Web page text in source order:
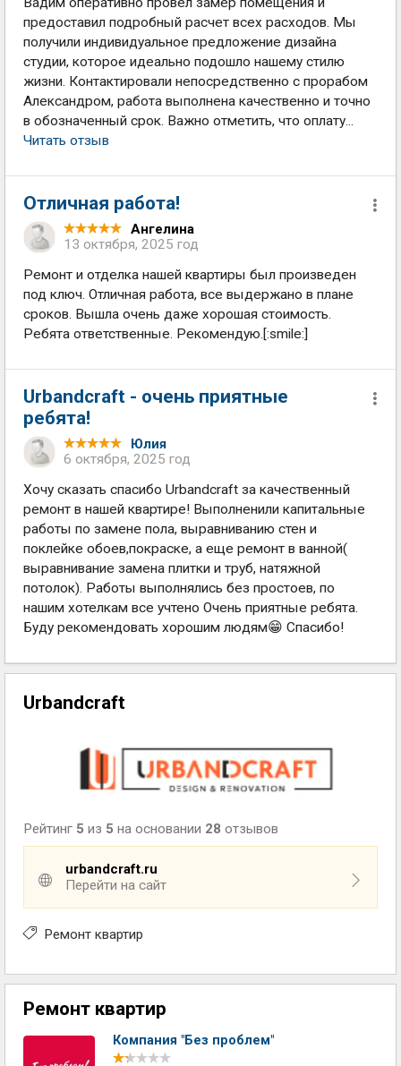
предоставил подробный расчет всех расходов. Мы
получили индивидуальное предложение дизайна
студии, которое идеально подошло нашему стилю
жизни. Контактировали непосредственно с прорабом
Александром, работа выполнена качественно и точно
в обозначенный срок. Важно отметить, что оплату...
Читать отзыв
Отличная работа!
Ангелина
13 октября, 2025 год
Ремонт и отделка нашей квартиры был произведен
под ключ. Отличная работа, все выдержано в плане
сроков. Вышла очень даже хорошая стоимость.
Ребята ответственные. Рекомендую.[:smile:]
Urbandcraft - очень приятные
ребята!
Юлия
6 октября, 2025 год
Хочу сказать спасибо Urbandcraft за качественный
ремонт в нашей квартире! Выполненили капитальные
работы по замене пола, выравниванию стен и
поклейке обоев,покраске, а еще ремонт в ванной(
выравнивание замена плитки и труб, натяжной
потолок). Работы выполнялись без простоев, по
нашим хотелкам все учтено Очень приятные ребята.
Буду рекомендовать хорошим людям😁 Спасибо!
Urbandcraft
Рейтинг 5 из 5 на основании 28 отзывов
urbandcraft.ru
Перейти на сайт
Ремонт квартир
Ремонт квартир
Компания "Без проблем"